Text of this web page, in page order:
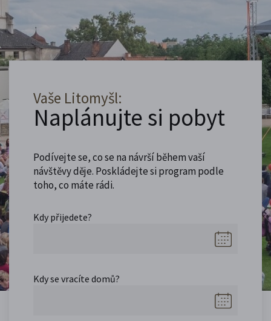
Vaše Litomyšl:
Naplánujte si pobyt
Podívejte se, co se na návrší během vaší
návštěvy děje. Poskládejte si program podle
toho, co máte rádi.
Kdy přijedete?
Kdy se vracíte domů?